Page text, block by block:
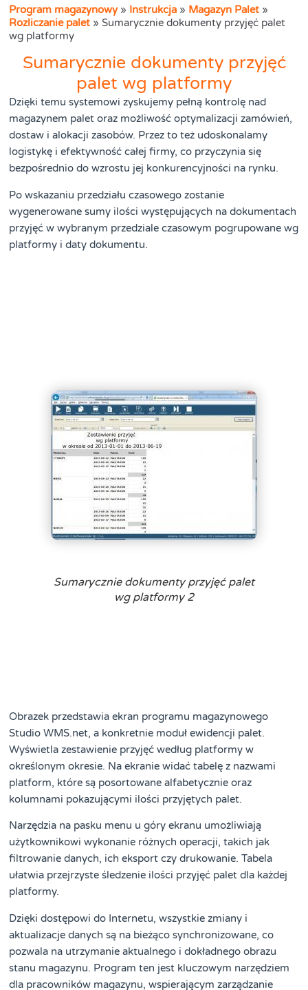
Program magazynowy» Instrukcja » Magazyn Palet »
Rozliczanie palet »Sumarycznie dokumenty przyjęć palet
wg platformy
Sumarycznie dokumenty przyjęć
palet wg platformy
Dzięki temu systemowi zyskujemy pełną kontrolę nad
magazynem palet oraz możliwość optymalizacji zamówień,
dostaw i alokacji zasobów. Przez to też udoskonalamy
logistykę i efektywność całej firmy, co przyczynia się
bezpośrednio do wzrostu jej konkurencyjności na rynku.
Po wskazaniu przedziału czasowego zostanie
wygenerowane sumy ilości występujących na dokumentach
przyjęć w wybranym przedziale czasowym pogrupowane wg
platformy i daty dokumentu.
Sumarycznie dokumenty przyjęć palet
wg platformy 2
Obrazek przedstawia ekran programu magazynowego
Studio WMS.net, a konkretnie moduł ewidencji palet.
Wyświetla zestawienie przyjęć według platformy w
określonym okresie. Na ekranie widać tabelę z nazwami
platform, które są posortowane alfabetycznie oraz
kolumnami pokazującymi ilości przyjętych palet.
Narzędzia na pasku menu u góry ekranu umożliwiają
użytkownikowi wykonanie różnych operacji, takich jak
filtrowanie danych, ich eksport czy drukowanie. Tabela
ułatwia przejrzyste śledzenie ilości przyjęć palet dla każdej
platformy.
Dzięki dostępowi do Internetu, wszystkie zmiany i
aktualizacje danych są na bieżąco synchronizowane, co
pozwala na utrzymanie aktualnego i dokładnego obrazu
stanu magazynu. Program ten jest kluczowym narzędziem
dla pracowników magazynu, wspierającym zarządzanie